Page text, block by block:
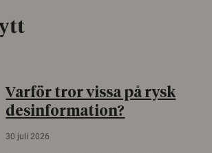
Varför tror vissa på rysk
desinformation?
30 juli 2026